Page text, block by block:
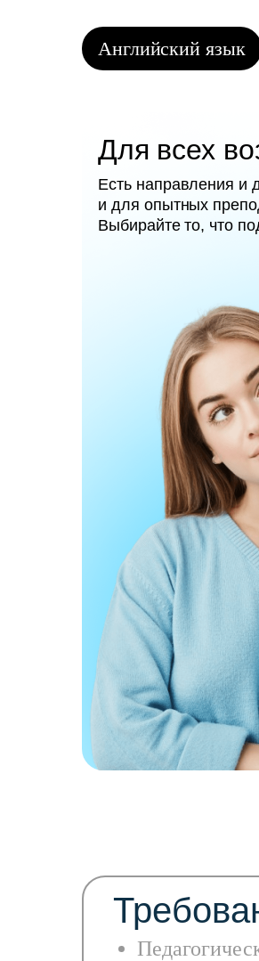
Английский язык
Для всех
Есть направления и
и для опытных
Выбирайте то, что